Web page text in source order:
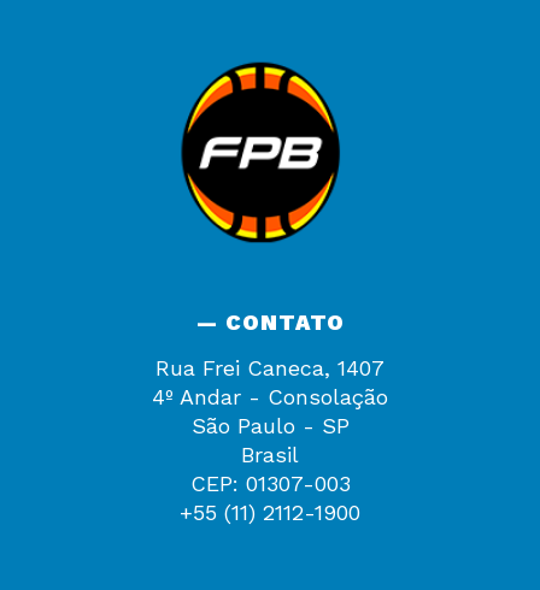
— CONTATO
Rua Frei Caneca, 1407
4º Andar - Consolação
São Paulo - SP
Brasil
CEP: 01307-003
+55 (11) 2112-1900